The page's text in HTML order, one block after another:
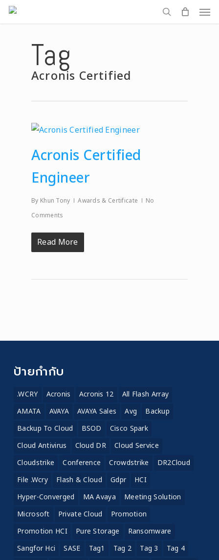
Skip
to
search
Tag
Acronis Certified
Acronis Certified
Engineer
By Khun Tony Awards & Certificate
No
Comments
Read More
ป้ายกำกับ
.WCRY Acronis Acronis 12
All Flash Array
AMATA
AVAYA AVAYA Sales Avg
Backup
Backup To Cloud
BSOD
Cisco Spark
Cloud Antivirus
Cloud DR
Cloud Service
Cloudstrike
Conference Crowdstrike
DR2Cloud
File .wcry
Flash & Cloud Gdpr
HCI
Hyper-Converged
MA Avaya
Meeting Solution
Microsoft
Private Cloud
Promotion
Promotion HCI
Pure Storage
Ransomware
Sangfor Hci
SASE Tag1 Tag 2 Tag 3
Tag 4